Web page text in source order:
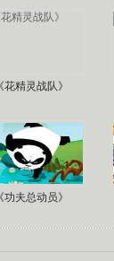
《花精灵战队》
《功夫总动员》